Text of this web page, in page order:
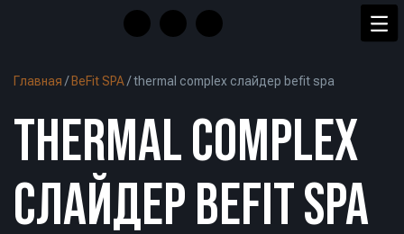
Главная / BeFit SPA/thermal complex слайдер befit spa
THERMAL COMPLEX
СЛАЙДЕР BEFIT SPA